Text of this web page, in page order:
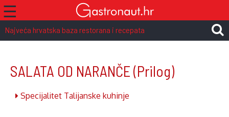
☰
Najveća hrvatska baza restorana i recepata
SALATA OD NARANČE (Prilog)
Specijalitet Talijanske kuhinje